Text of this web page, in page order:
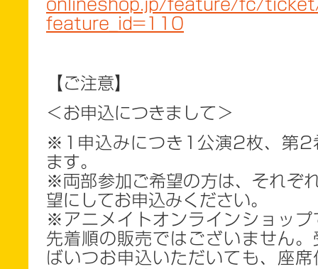
onlineshop.jp/feature/fc/
feature_id=110
【ご注意】
＜お申込につきまして＞
※1申込みにつき1公演2枚、第2
ます。
※両部参加ご希望の方は、それぞ
望にしてお申込みください。
※アニメイトオンラインショップ
先着順の販売ではございません
ばいつお申込いただいても、座